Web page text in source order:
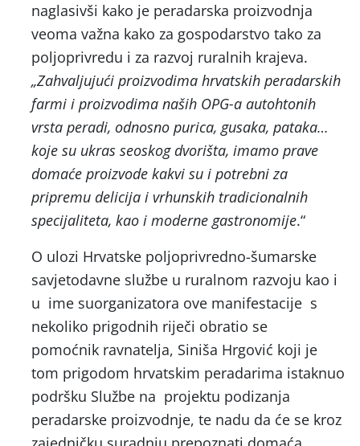
naglasivši kako je peradarska proizvodnja
veoma važna kako za gospodarstvo tako za
poljoprivredu i za razvoj ruralnih krajeva.
„Zahvaljujući proizvodima hrvatskih peradarskih
farmi i proizvodima naših OPG-a autohtonih
vrsta peradi, odnosno purica, gusaka, pataka…
koje su ukras seoskog dvorišta, imamo prave
domaće proizvode kakvi su i potrebni za
pripremu delicija i vrhunskih tradicionalnih
specijaliteta, kao i moderne gastronomije.“
O ulozi Hrvatske poljoprivredno-šumarske
savjetodavne službe u ruralnom razvoju kao i
u ime suorganizatora ove manifestacije s
nekoliko prigodnih riječi obratio se
pomoćnik ravnatelja, Siniša Hrgović koji je
tom prigodom hrvatskim peradarima istaknuo
podršku Službe na projektu podizanja
peradarske proizvodnje, te nadu da će se kroz